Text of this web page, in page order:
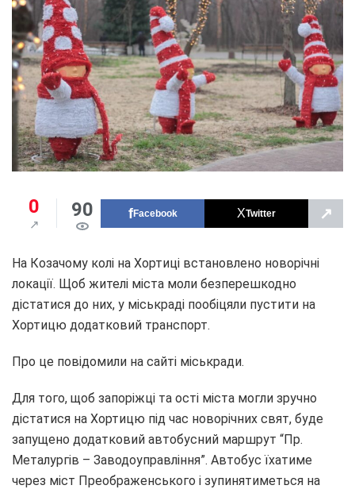
0 90 Facebook Twitter ↗
На Козачому колі на Хортиці встановлено новорічні
локації. Щоб жителі міста моли безперешкодно
дістатися до них, у міськраді пообіцяли пустити на
Хортицю додатковий транспорт.
Про це повідомили на сайті міськради.
Для того, щоб запоріжці та ості міста могли зручно
дістатися на Хортицю під час новорічних свят, буде
запущено додатковий автобусний маршрут “Пр.
Металургів – Заводоуправління”. Автобус їхатиме
через міст Преображенського і зупинятиметься на